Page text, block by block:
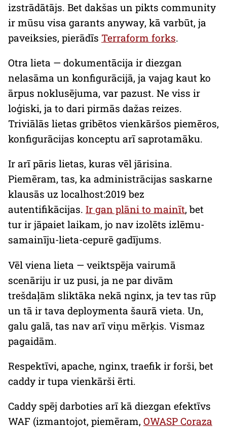
izstrādātājs. Bet dakšas un pikts community
ir mūsu visa garants anyway, kā varbūt, ja
paveiksies, pierādīs Terraform forks.
Otra lieta — dokumentācija ir diezgan
nelasāma un konfigurācijā, ja vajag kaut ko
ārpus noklusējuma, var pazust. Ne viss ir
loģiski, ja to dari pirmās dažas reizes.
Triviālās lietas gribētos vienkāršos piemēros,
konfigurācijas konceptu arī saprotamāku.
Ir arī pāris lietas, kuras vēl jārisina.
Piemēram, tas, ka administrācijas saskarne
klausās uz localhost:2019 bez
autentifikācijas. Ir gan plāni to mainīt, bet
tur ir jāpaiet laikam, jo nav izolēts izlēmu-
samainīju-lieta-cepurē gadījums.
Vēl viena lieta — veiktspēja vairumā
scenāriju ir uz pusi, ja ne par divām
trešdaļām sliktāka nekā nginx, ja tev tas rūp
un tā ir tava deploymenta šaurā vieta. Un,
galu galā, tas nav arī viņu mērķis. Vismaz
pagaidām.
Respektīvi, apache, nginx, traefik ir forši, bet
caddy ir tupa vienkārši ērti.
Caddy spēj darboties arī kā diezgan efektīvs
WAF (izmantojot, piemēram, OWASP Coraza